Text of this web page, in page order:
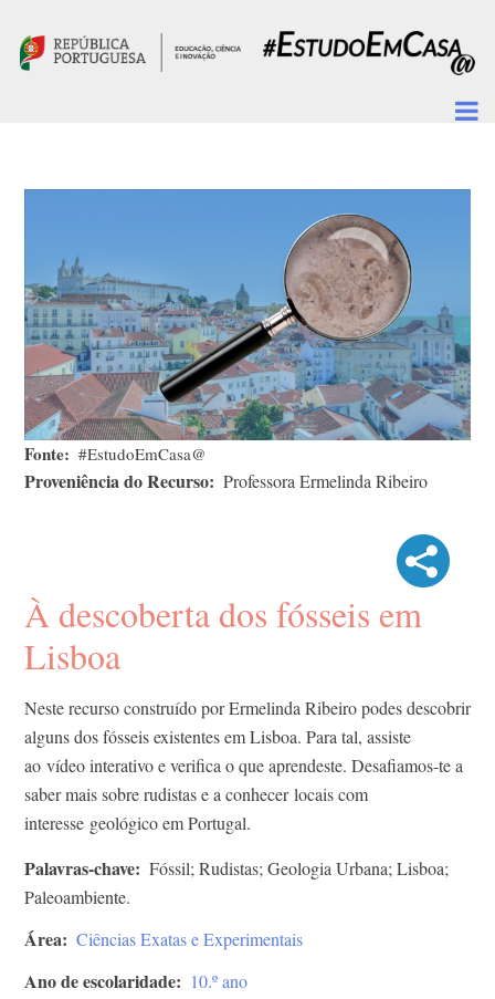
Fonte #EstudoEmCasa@
Proveniência do Recurso Professora Ermelinda Ribeiro
À descoberta dos fósseis em
Lisboa
Neste recurso construído por Ermelinda Ribeiro podes descobrir
alguns dos fósseis existentes em Lisboa. Para tal, assiste
ao vídeo interativo e verifica o que aprendeste. Desafiamos-te a
saber mais sobre rudistas e a conhecer locais com
interesse geológico em Portugal.
Palavras-chave
Fóssil; Rudistas; Geologia Urbana; Lisboa;
Paleoambiente.
Área Ciências Exatas e Experimentais
Ano de escolaridade 10.º ano